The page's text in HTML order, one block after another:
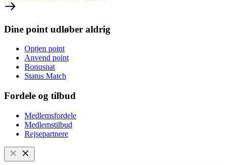
Dine point udløber aldrig
Optjen point
Anvend point
Bonusnat
Status Match
Fordele og tilbud
Medlemsfordele
Medlemstilbud
Rejsepartnere